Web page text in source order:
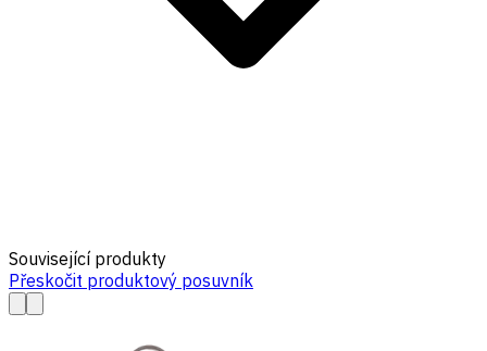
Související produkty
Přeskočit produktový posuvník